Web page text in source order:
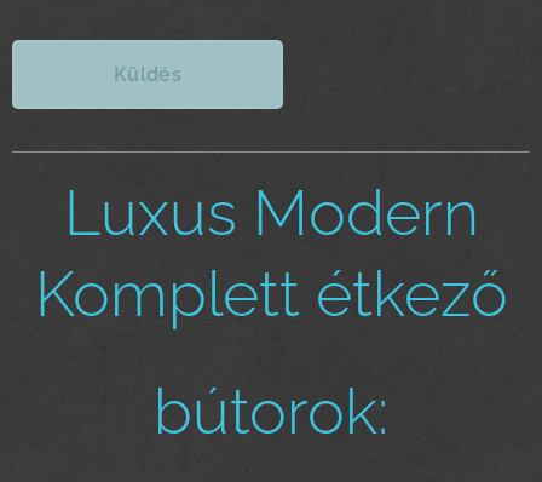
Küldés
Luxus Modern
Komplett étkező
bútorok: